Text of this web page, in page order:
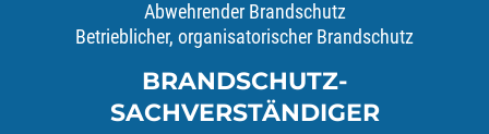
Abwehrender Brandschutz
Betrieblicher, organisatorischer Brandschutz
BRANDSCHUTZ-
SACHVERSTÄNDIGER